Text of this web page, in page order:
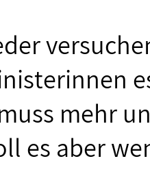
mehr
es aber